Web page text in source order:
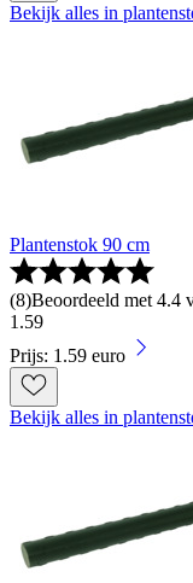
Bekijk alles in
Plantenstok 90 cm
(8)Beoordeeld met 4.4
1 .59
Prijs: 1.59 euro
Bekijk alles in